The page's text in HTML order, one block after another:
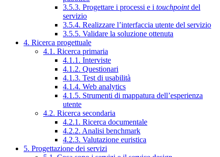
3.5.3. Progettare i processi e i touchpointdel
servizio
3.5.4. Realizzare l’interfaccia utente del servizio
3.5.5. Validare la soluzione ottenuta
4. Ricerca progettuale
4.1. Ricerca primaria
4.1.1. Interviste
4.1.2. Questionari
4.1.3. Test di usabilità
4.1.4. Web analytics
4.1.5. Strumenti di mappatura dell’esperienza
utente
4.2. Ricerca secondaria
4.2.1. Ricerca documentale
4.2.2. Analisi benchmark
4.2.3. Valutazione euristica
5. Progettazione dei servizi